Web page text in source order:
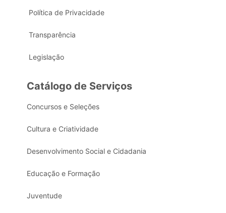
Política de Privacidade
Transparência
Legislação
Catálogo de Serviços
Concursos e Seleções
Cultura e Criatividade
Desenvolvimento Social e Cidadania
Educação e Formação
Juventude